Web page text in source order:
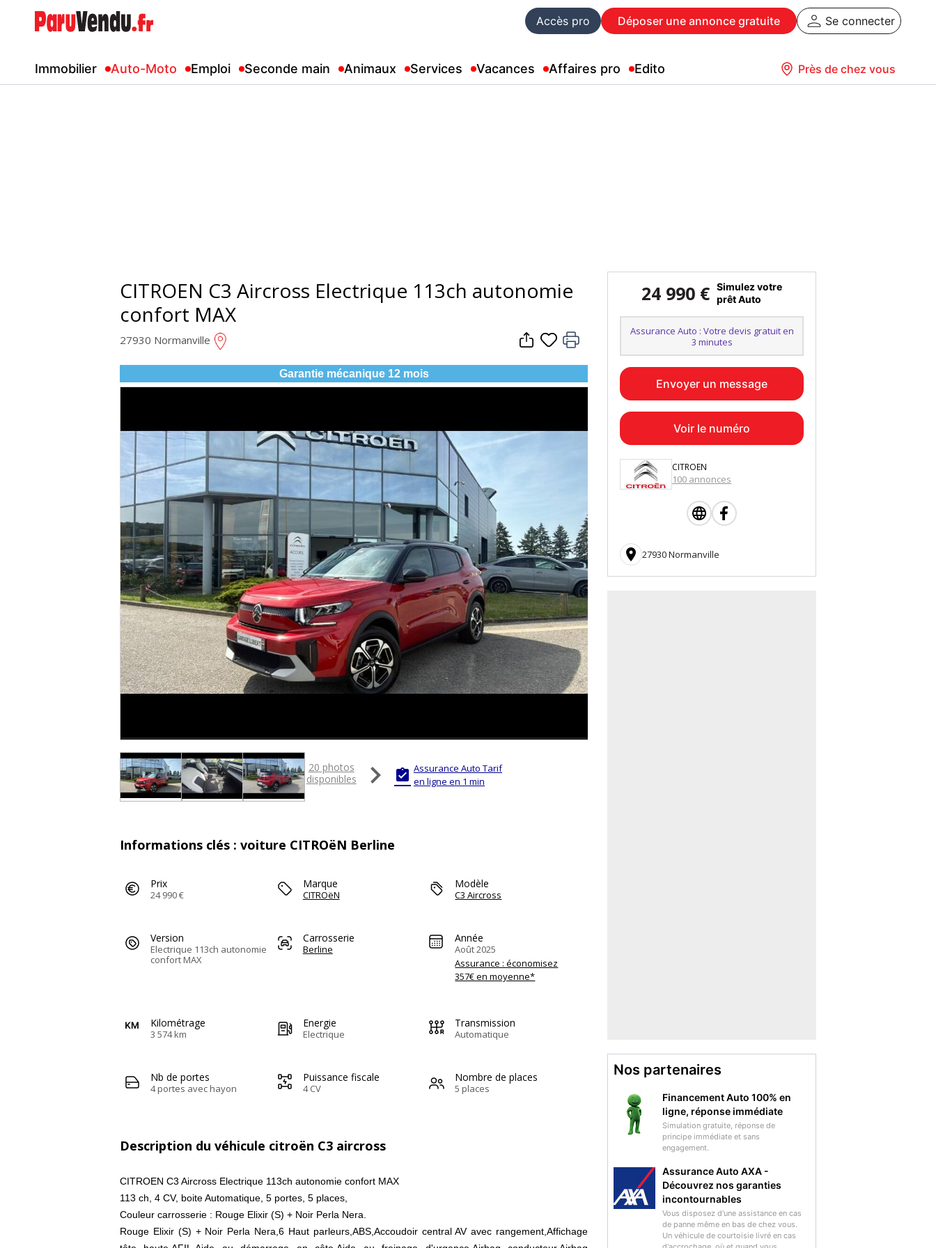
Accès pro Déposer une annonce gratuite Se connecter
Immobilier Auto-Moto Emploi Seconde main Animaux Services Vacances Affaires pro Edito Près de chez vous
CITROEN C3 Aircross Electrique 113ch autonomie
confort MAX
27930 Normanville
Garantie mécanique 12 mois
20 photos
disponibles
  Assurance Auto Tarif
en ligne en 1 min
Informations clés : voiture CITROëN Berline
Prix
24 990 €
Marque
CITROëN
Modèle
C3 Aircross
Version
Electrique 113ch autonomie
confort MAX
Carrosserie
Berline
Année
Août 2025
Assurance : économisez
357€ en moyenne*
Kilométrage
3 574 km
Energie
Electrique
Transmission
Automatique
Nb de portes
4 portes avec hayon
Puissance fiscale
4 CV
Nombre de places
5 places
Description du véhicule citroën C3 aircross
CITROEN C3 Aircross Electrique 113ch autonomie confort MAX
113 ch, 4 CV, boite Automatique, 5 portes, 5 places,
Couleur carrosserie : Rouge Elixir (S) + Noir Perla Nera.
Rouge Elixir (S) + Noir Perla Nera,6 Haut parleurs,ABS,Accoudoir central AV avec rangement,Affichage
24 990 € Simulez votre
prêt Auto
Assurance Auto : Votre devis gratuit en
3 minutes
Envoyer un message
Voir le numéro
CITROEN
100 annonces
 27930 Normanville
Nos partenaires
Financement Auto 100% en
ligne, réponse immédiate
Simulation gratuite, réponse de
principe immédiate et sans
engagement.
Assurance Auto AXA -
Découvrez nos garanties
incontournables
Vous disposez d'une assistance en cas
de panne même en bas de chez vous.
Un véhicule de courtoisie livré en cas